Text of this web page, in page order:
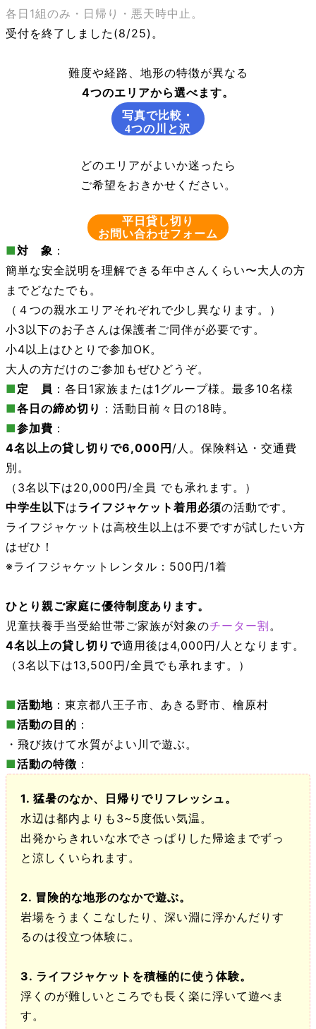
各日1組のみ・日帰り・悪天時中止。
受付を終了しました(8/25)。
難度や経路、地形の特徴が異なる
4つのエリアから選べます。
写真で比較・
4つの川と沢
どのエリアがよいか迷ったら
ご希望をおきかせください。
平日貸し切り
お問い合わせフォーム
■対 象 ：
簡単な安全説明を理解できる年中さんくらい〜大人の方
までどなたでも。
（４つの親水エリアそれぞれで少し異なります。）
小3以下のお子さんは保護者ご同伴が必要です。
小4以上はひとりで参加OK。
大人の方だけのご参加もぜひどうぞ。
■ 定 員 ：各日1家族または1グループ様。最多10名様
■各日の締め切り ：活動日前々日の18時。
■参加費 ：
4名以上の貸し切りで6,000円 /人。保険料込・交通費
別。
（3名以下は20,000円/全員 でも承れます。）
中学生以下はライフジャケット着用必須の活動です。
ライフジャケットは高校生以上は不要ですが試したい方
はぜひ！
※ライフジャケットレンタル：500円/1着
ひとり親ご家庭に優待制度あります。
児童扶養手当受給世帯ご家族が対象のチーター割。
4名以上の貸し切りで適用後は4,000円/人となります。
（3名以下は13,500円/全員でも承れます。）
■活動地 ： 東京都八王子市、あきる野市、檜原村
■活動の目的 ：
・ 飛び抜けて水質がよい川で遊ぶ。
■活動の特徴 ：
1. 猛暑のなか、日帰りでリフレッシュ。
水辺は都内よりも3~5度低い気温。
出発からきれいな水でさっぱりした帰途までずっ
と涼しくいられます。
2. 冒険的な地形のなかで遊ぶ。
岩場をうまくこなしたり、深い淵に浮かんだりす
るのは役立つ体験に。
3. ライフジャケットを積極的に使う体験。
浮くのが難しいところでも長く楽に浮いて遊べま
す。